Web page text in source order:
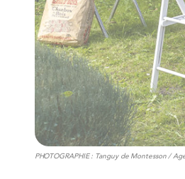
PHOTOGRAPHIE : Tanguy de Montesson /